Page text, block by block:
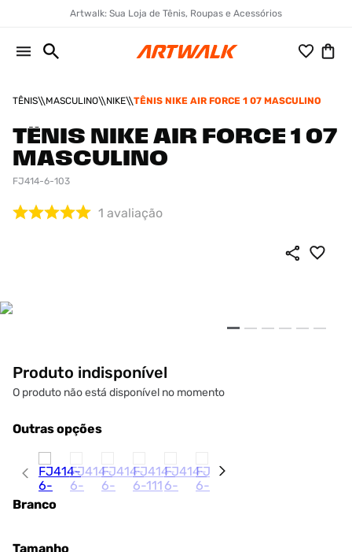
Artwalk: Sua Loja de Tênis, Roupas e Acessórios
TÊNIS MASCULINO NIKE TÊNIS NIKE AIR FORCE 1 07 MASCULINO
TÊNIS NIKE AIR FORCE 1 07
MASCULINO
FJ414-6-103
1 avaliação
Produto indisponível
O produto não está disponível no momento
Outras opções
Branco
Tamanho